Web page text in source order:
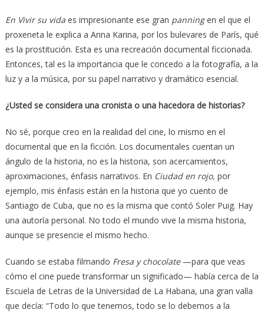
En Vivir su vidaes impresionante ese gran panningen el que el
proxeneta le explica a Anna Karina, por los bulevares de París, qué
es la prostitución. Esta es una recreación documental ficcionada.
Entonces, tal es la importancia que le concedo a la fotografía, a la
luz y a la música, por su papel narrativo y dramático esencial.
¿Usted se considera una cronista o una hacedora de historias?
No sé, porque creo en la realidad del cine, lo mismo en el
documental que en la ficción. Los documentales cuentan un
ángulo de la historia, no es la historia, son acercamientos,
aproximaciones, énfasis narrativos. En Ciudad en rojo, por
ejemplo, mis énfasis están en la historia que yo cuento de
Santiago de Cuba, que no es la misma que contó Soler Puig. Hay
una autoría personal. No todo el mundo vive la misma historia,
aunque se presencie el mismo hecho.
Cuando se estaba filmando Fresa y chocolate —para que veas
cómo el cine puede transformar un significado— había cerca de la
Escuela de Letras de la Universidad de La Habana, una gran valla
que decía: “Todo lo que tenemos, todo se lo debemos a la